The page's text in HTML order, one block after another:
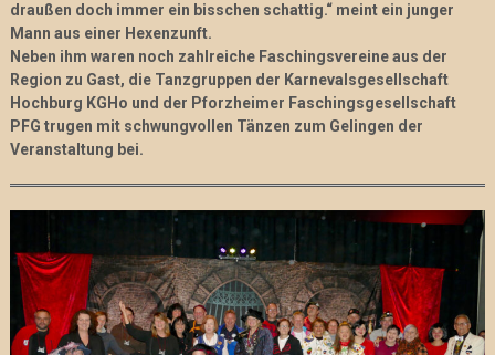
draußen doch immer ein bisschen schattig.“ meint ein junger
Mann aus einer Hexenzunft.
Neben ihm waren noch zahlreiche Faschingsvereine aus der
Region zu Gast, die Tanzgruppen der Karnevalsgesellschaft
Hochburg KGHo und der Pforzheimer Faschingsgesellschaft
PFG trugen mit schwungvollen Tänzen zum Gelingen der
Veranstaltung bei.